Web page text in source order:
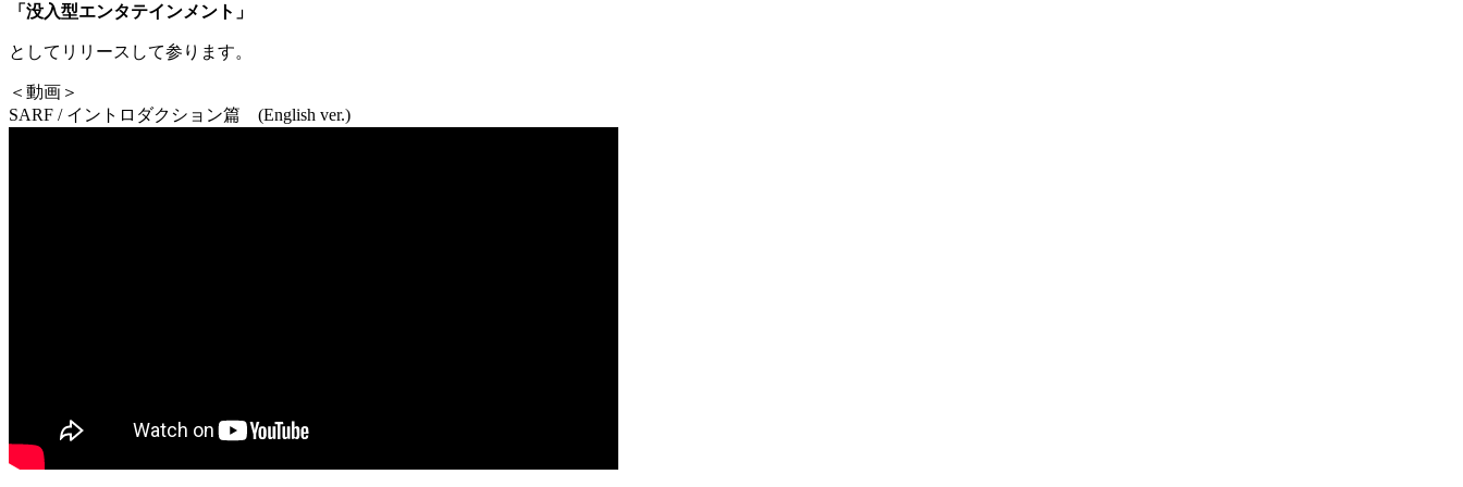
「没入型エンタテインメント」
としてリリースして参ります。
＜動画＞
SARF / イントロダクション篇 (English ver.)